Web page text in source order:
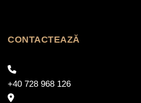
CONTACTEAZĂ
+40 728 968 126